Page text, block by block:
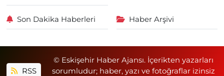
Son Dakika Haberleri Haber Arşivi
RSS
© Eskişehir Haber Ajansı. İçerikten yazarları
sorumludur; haber, yazı ve fotoğraflar izinsiz